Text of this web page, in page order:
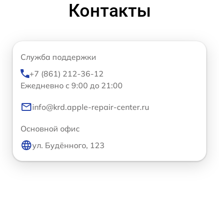
Контакты
Служба поддержки
+7 (861) 212-36-12
Ежедневно с 9:00 до 21:00
info@krd.apple-repair-center.ru
Основной офис
ул. Будённого, 123